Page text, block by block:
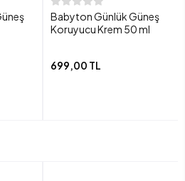
Babyton Günlük Güneş
Koruyucu Krem 50 ml
699,00 TL